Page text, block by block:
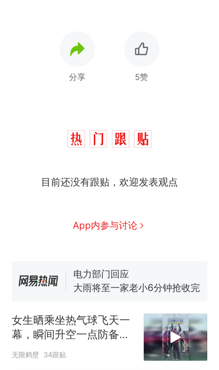
分享 5赞
目前还没有跟贴，欢迎发表观点
App内参与讨论
热
十多万人报名的考试，成绩
家，刚改国名，总统就邀请中
视频丨只要一枚命中就能让航
大雨将至一家老小6分钟抢收完
1千斤稻谷
全部作废，公平么？
女生晒乘坐热气球飞天一
幕，瞬间升空一点防备都
没有
无限鹤壁 34跟贴